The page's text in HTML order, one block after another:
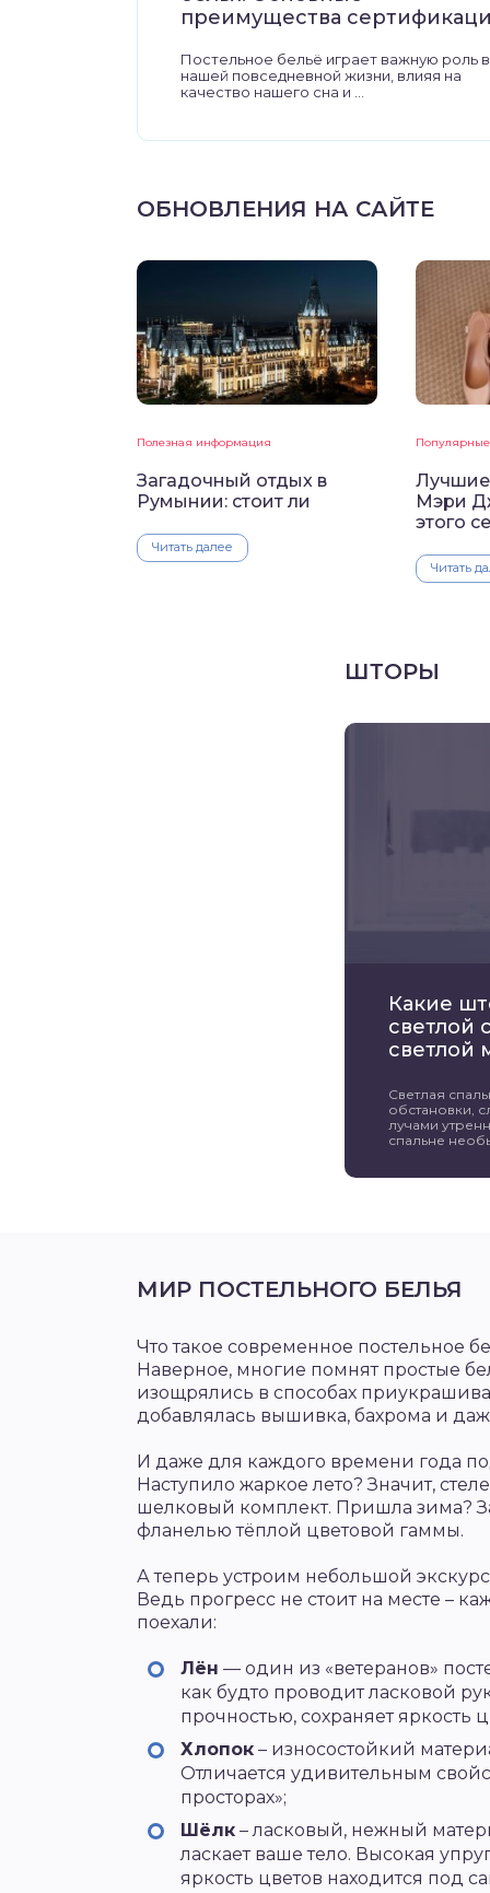
преимущества
Постельное бельё играет важную роль в
нашей повседневной жизни, влияя на
качество нашего сна и ...
ОБНОВЛЕНИЯ НА САЙТЕ
Полезная информация
Загадочный отдых в
Румынии: стоит ли
Читать далее
Лучшие
Мэри
этого
Читать
ШТОРЫ
Какие
светлой
светлой
Светлая
обстановки,
лучами
спальне
МИР ПОСТЕЛЬНОГО БЕЛЬЯ
Что такое современное постельное
Наверное, многие помнят простые
изощрялись в способах
добавлялась вышивка, бахрома и
И даже для каждого времени года
Наступило жаркое лето? Значит,
шелковый комплект. Пришла зима?
фланелью тёплой цветовой гаммы.
А теперь устроим небольшой
Ведь прогресс не стоит на месте –
поехали:
Лён — один из «ветеранов»
как будто проводит ласковой
прочностью, сохраняет яркость
Хлопок – износостойкий
Отличается удивительным
просторах»;
Шёлк – ласковый, нежный
ласкает ваше тело. Высокая
яркость цветов находится под